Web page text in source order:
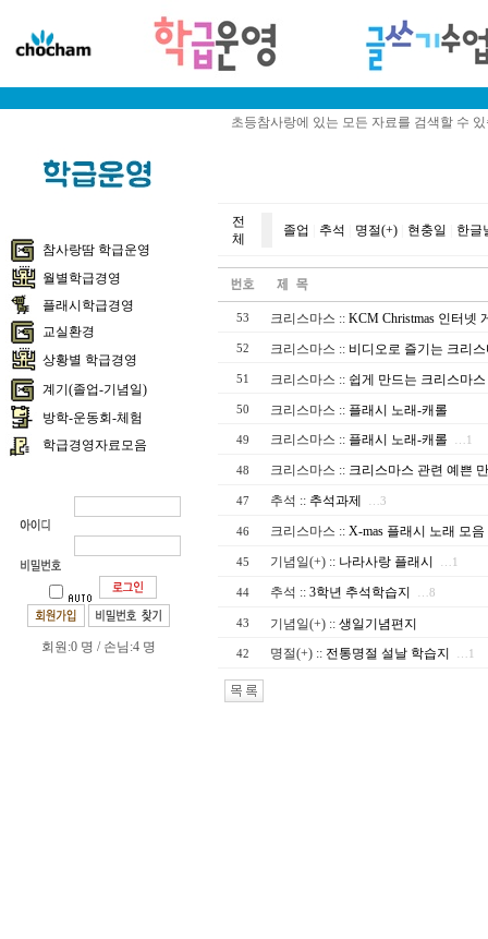
초등참사랑에 있는 모든 자료를 검색할 수
참사랑땀 학급운영
월별학급경영
플래시학급경영
교실환경
상황별 학급경영
계기(졸업-기념일)
방학-운동회-체험
학급경영자료모음
회원:0 명 / 손님:4 명
전
체
졸업 추석 명절(+) 현충일 한글
53 크리스마스 :: KCM Christmas 인터넷
52 크리스마스 :: 비디오로 즐기는 크리
51 크리스마스 :: 쉽게 만드는 크리스마
50 크리스마스 :: 플래시 노래-캐롤
49 크리스마스 :: 플래시 노래-캐롤 …1
48 크리스마스 :: 크리스마스 관련 예쁜
47 추석 :: 추석과제 …3
46 크리스마스 :: X-mas 플래시 노래 모음
45 기념일(+) :: 나라사랑 플래시 …1
44 추석 :: 3학년 추석학습지 …8
43 기념일(+) :: 생일기념편지
42 명절(+) :: 전통명절 설날 학습지 …1